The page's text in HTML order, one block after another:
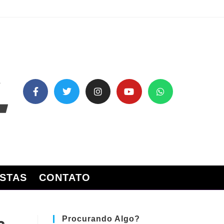
CONTATO
Procurando Algo?